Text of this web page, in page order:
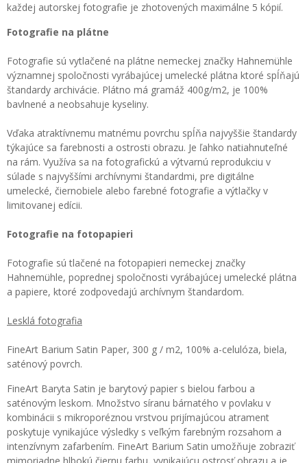
každej autorskej fotografie je zhotovených maximálne 5 kópií.
Fotografie na plátne
Fotografie sú vytlačené na plátne nemeckej značky Hahnemühle
významnej spoločnosti vyrábajúcej umelecké plátna ktoré spĺňajú
štandardy archivácie. Plátno má gramáž 400g/m2, je 100%
bavlnené a neobsahuje kyseliny.
Vďaka atraktívnemu matnému povrchu spĺňa najvyššie štandardy
týkajúce sa farebnosti a ostrosti obrazu. Je ľahko natiahnuteľné
na rám. Využíva sa na fotografickú a výtvarnú reprodukciu v
súlade s najvyššími archívnymi štandardmi, pre digitálne
umelecké, čiernobiele alebo farebné fotografie a výtlačky v
limitovanej edícii.
Fotografie na fotopapieri
Fotografie sú tlačené na fotopapieri nemeckej značky
Hahnemühle, poprednej spoločnosti vyrábajúcej umelecké plátna
a papiere, ktoré zodpovedajú archívnym štandardom.
Lesklá fotografia
FineArt Barium Satin Paper, 300 g / m2, 100% a-celulóza, biela,
saténový povrch.
FineArt Baryta Satin je barytový papier s bielou farbou a
saténovým leskom. Množstvo síranu bárnatého v povlaku v
kombinácii s mikroporéznou vrstvou prijímajúcou atrament
poskytuje vynikajúce výsledky s veľkým farebným rozsahom a
intenzívnym zafarbením. FineArt Barium Satin umožňuje zobraziť